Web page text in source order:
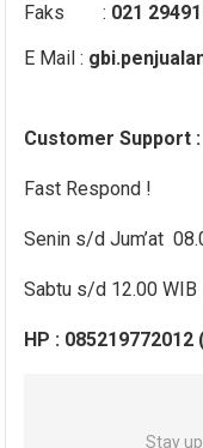
Faks : 021
E Mail :
Customer Support :
Fast Respond !
Senin s/d Jum’at
Sabtu s/d 12.00 WIB
HP :
Stay